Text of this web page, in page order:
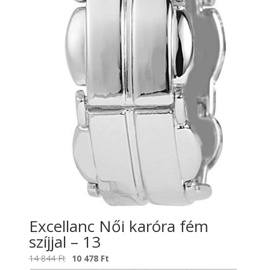
Excellanc Női karóra fém
szíjjal – 13
14 844Ft Original
10 478 Ft